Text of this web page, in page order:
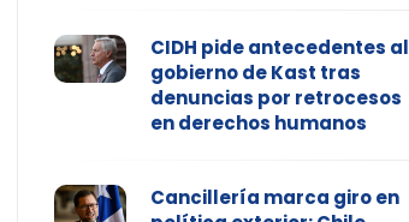
CIDH pide antecedentes al
gobierno de Kast tras
denuncias por retrocesos
en derechos humanos
Cancillería marca giro en